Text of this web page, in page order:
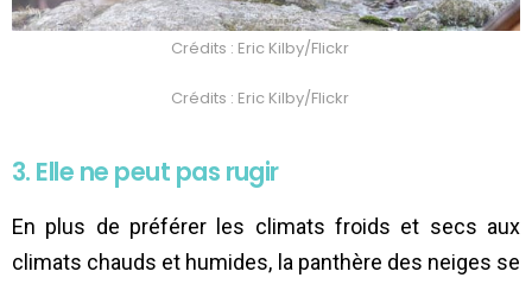
Crédits : Eric Kilby/Flickr
Crédits : Eric Kilby/Flickr
3. Elle ne peut pas rugir
En plus de préférer les climats froids et secs aux
climats chauds et humides, la panthère des neiges se